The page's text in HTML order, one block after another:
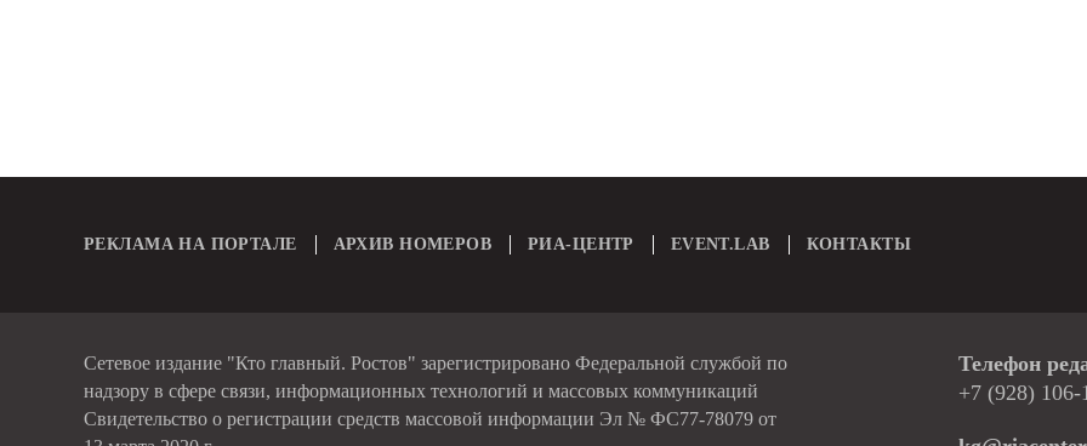
РЕКЛАМА НА ПОРТАЛЕ АРХИВ НОМЕРОВ РИА-ЦЕНТР EVENT.LAB КОНТАКТЫ
Сетевое издание "Кто главный. Ростов" зарегистрировано Федеральной службой по
надзору в сфере связи, информационных технологий и массовых коммуникаций
Свидетельство о регистрации средств массовой информации Эл № ФС77-78079 от
Телефон
+7 (928) 106-